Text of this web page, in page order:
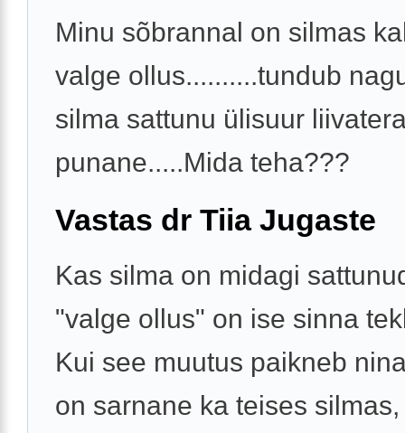
Minu sõbrannal on silmas
valge ollus..........tundub
silma sattunu ülisuur
punane.....Mida teha???
Vastas dr Tiia Jugaste
Kas silma on midagi
"valge ollus" on ise sinna
Kui see muutus paikneb
on sarnane ka teises